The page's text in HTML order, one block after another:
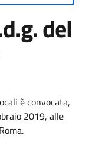
del
è convocata,
2019, alle